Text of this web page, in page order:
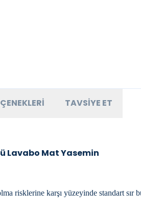
TAVSIYE ET
Lavabo Mat Yasemin
risklerine karşı yüzeyinde standart sır